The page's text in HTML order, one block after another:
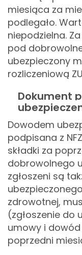
miesiąca za
podlegało.
niepodzielna.
pod
ubezpieczony
rozliczeniową
Dokument
Dowodem
podpisana z
składki za
dobrowolnego
zgłoszeni są
zdrowotnej,
(zgłoszenie do
umowy i dowód
poprzedni